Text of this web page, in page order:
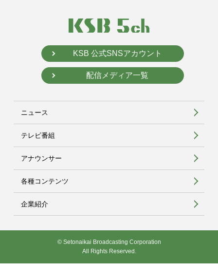
KSB 公式SNSアカウント
配信メディア一覧
ニュース
テレビ番組
アナウンサー
各種コンテンツ
企業紹介
© Setonaikai Broadcasting Corporation
All Rights Reserved.